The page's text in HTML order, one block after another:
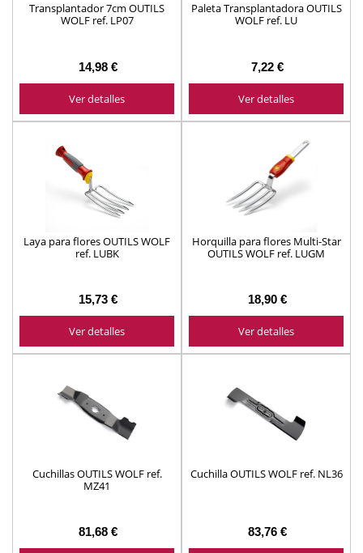
Transplantador 7cm OUTILS
WOLF ref. LP07
14,98 €
Ver detalles
Paleta Transplantadora OUTILS
WOLF ref. LU
7,22 €
Ver detalles
Laya para flores OUTILS WOLF
ref. LUBK
15,73 €
Ver detalles
Horquilla para flores Multi-Star
OUTILS WOLF ref. LUGM
18,90 €
Ver detalles
Cuchillas OUTILS WOLF ref.
MZ41
81,68 €
Cuchilla OUTILS WOLF ref. NL36
83,76 €